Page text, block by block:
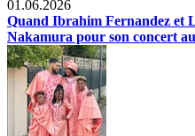
01.06.2026
Quand Ibrahim Fernandez et
Nakamura pour son concert